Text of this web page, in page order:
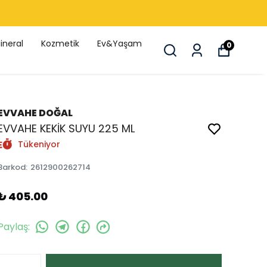
Kozmetik Ev&Yaşam 0
DOĞAL
KEKİK SUYU 225 ML
Tükeniyor
: 2612900262714
405.00
: